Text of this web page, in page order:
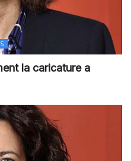
la caricature a